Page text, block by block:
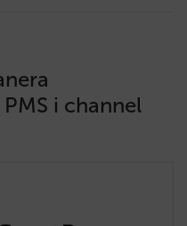
i channel